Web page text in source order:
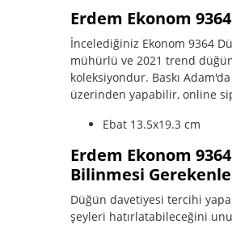
Erdem Ekonom
İncelediğiniz Ekonom 9364
mühürlü ve 2021 trend
koleksiyondur. Baskı
üzerinden yapabilir, online
Ebat 13.5x19.3 cm
Erdem Ekonom
Bilinmesi
Düğün davetiyesi tercihi
şeyleri hatırlatabileceğini